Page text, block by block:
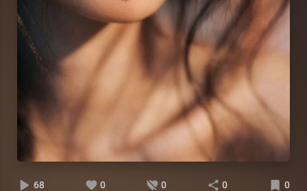
68 0 0 0 0